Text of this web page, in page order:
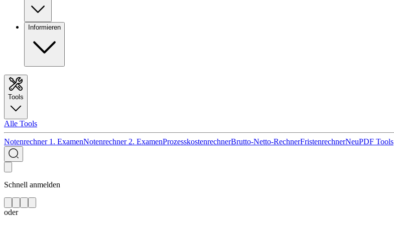
Informieren
Tools
Alle Tools
Notenrechner 1. ExamenNotenrechner 2. ExamenProzesskostenrechnerBrutto-Netto-RechnerFristenrechnerNeuPDF Tools
Schnell anmelden
oder